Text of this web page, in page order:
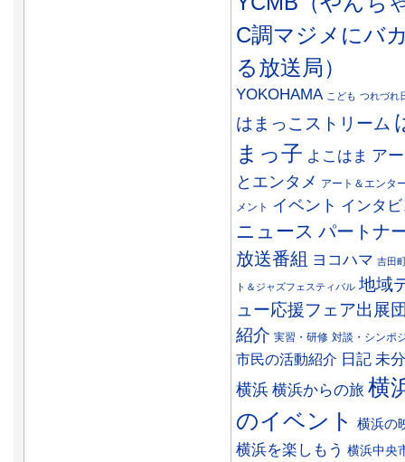
C調マジメにバ
る放送局）
YOKOHAMA こども つれづれ
はまっこストリーム
まっ子 よこはま ア
とエンタメ アート＆エンタ
メント
イベント インタ
ニュース パートナ
放送番組 ヨコハマ 吉田
ト＆ジャズフェスティバル 地域
ュー応援フェア出展
紹介 実習・研修 対談・シンポ
市民の活動紹介 日記 未
横浜 横浜からの旅 横
のイベント
横浜の
横浜を楽しもう 横浜中央